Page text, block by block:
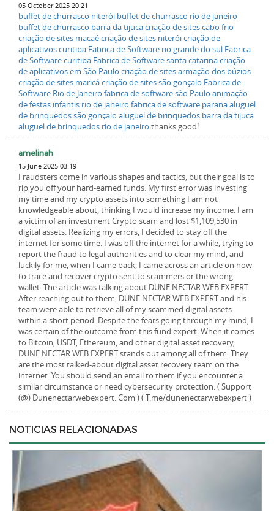
05 October 2025 20:21
buffet de churrasco niterói buffet de churrasco rio de janeiro
buffet de churrasco barra da tijucacriação de sites cabo frio
criação de sites macaécriação de sites niteróicriação de
aplicativos curitiba Fabrica de Software rio grande do sul Fabrica
de Software curitiba Fabrica de Software santa catarinacriação
de aplicativos em São Paulo criação de sites armação dos búzios
criação de sites maricácriação de sites são gonçalo Fabrica de
Software Rio de Janeiro fabrica de software são Paulo animação
de festas infantis rio de janeiro fabrica de software paranaaluguel
de brinquedos são gonçalo aluguel de brinquedos barra da tijuca
aluguel de brinquedos rio de janeiro thanks good!
amelinah
15 June 2025 03:19
Fraudsters come in various shapes and tactics, but their goal is to
rip you off your hard-earned funds. My first error was investing
my time and my crypto assets into something I am not
knowledgeable about, thinking I would increase my income. I am
a victim of an investment Crypto scam and lost $1,109,530 in
digital assets. Realizing my errors, I decided to stay off the
internet for some time. I was off the internet for a while, trying to
report the fraud to legal authorities and to clear my mind, and
luckily for me, when I came back, I came across an article on how
to trace and recover crypto sent to scammers or the wrong
wallet. The article was talking about DUNE NECTAR WEB EXPERT.
After reaching out to them, DUNE NECTAR WEB EXPERT and his
team were able to retrieve all of my scammed digital assets
within a short period. Despite the fears going through my mind, I
was certain of the outcome from this fund expert. When it comes
to Bitcoin, USDT, Ethereum, and other digital asset recovery,
DUNE NECTAR WEB EXPERT stands out among all of them. They
are the most talked-about digital asset recovery team on the
internet. You should send an email to them if you encounter a
similar circumstance or need cybersecurity protection. ( Support
(@) Dunenectarwebexpert. Com ) ( T.me/dunenectarwebexpert )
NOTICIAS RELACIONADAS